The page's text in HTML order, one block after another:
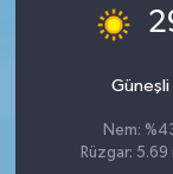
Güneşli
Nem:
Rüzgar: 5.69